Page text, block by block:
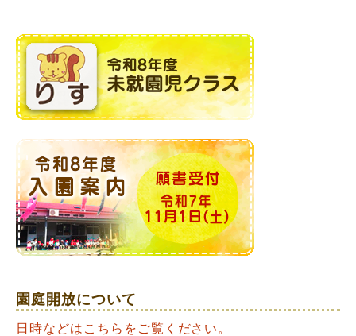
園庭開放について
日時などはこちらをご覧ください。